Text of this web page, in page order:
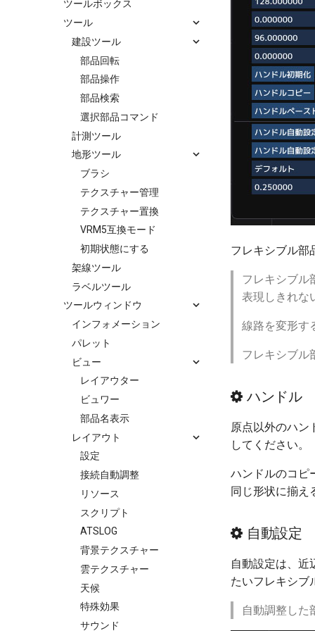
ツールボックス
ツール
建設ツール
部品回転
部品操作
部品検索
選択部品コマンド
計測ツール
地形ツール
ブラシ
テクスチャー管理
テクスチャー置換
VRM5互換モード
初期状態にする
架線ツール
ラベルツール
ツールウィンドウ
インフォメーション
パレット
ビュー
レイアウター
ビュワー
部品名表示
レイアウト
設定
接続自動調整
リソース
スクリプト
ATSLOG
背景テクスチャー
雲テクスチャー
天候
特殊効果
サウンド
フレキシブル部
フレキシブル
表現しきれな
線路を変形す
フレキシブル
ハンドル
原点以外のハン
してください。
ハンドルのコピ
同じ形状に揃え
自動設定
自動設定は、近
たいフレキシブ
自動調整した